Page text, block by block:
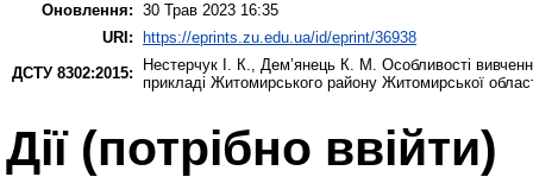
Оновлення: 30 Трав 2023 16:35
URI:
https://eprints.zu.edu.ua/id/eprint/36938
ДСТУ 8302:2015:
Нестерчук І. К., Дем’янець К. М. Особливості
прикладі Житомирського району Житомирської
Дії ​​(потрібно ввійти)